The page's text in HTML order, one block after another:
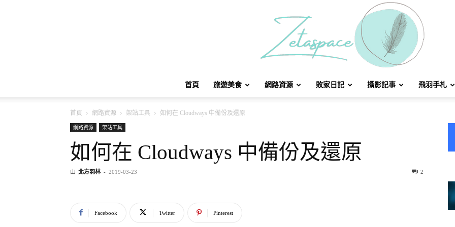
首頁 旅遊美食 網路資源 敗家日記 攝影記事 飛羽手札
首頁 網路資源 架站工具
如何在 Cloudways 中備份及還原
網路資源
架站工具
如何在 Cloudways 中備份及還原
由 北方羽林 - 2019-03-23 2
Facebook Twitter Pinterest